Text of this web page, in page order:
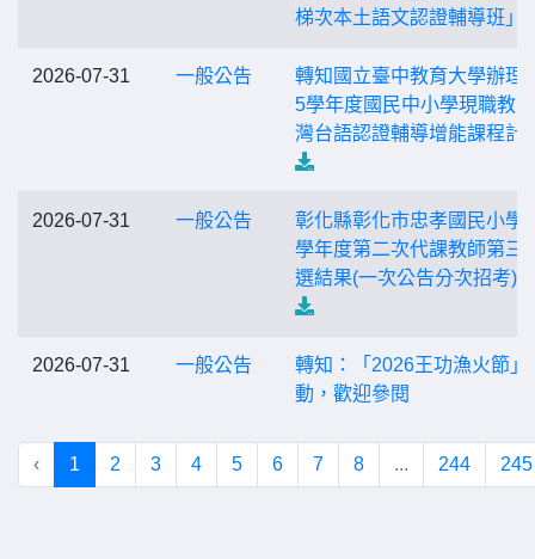
梯次本土語文認證輔導班」
2026-07-31 一般公告
轉知國立臺中教育大學辦理
5學年度國民中小學現職教
灣台語認證輔導增能課程計
2026-07-31 一般公告
彰化縣彰化市忠孝國民小學
學年度第二次代課教師第三
選結果(一次公告分次招考)
2026-07-31 一般公告
轉知：「2026王功漁火節」
動，歡迎參閱
‹ 1 2 3 4 5 6 7 8 ... 244 245